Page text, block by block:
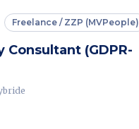
Freelance / ZZP (MVPeople)
Consultant (GDPR-